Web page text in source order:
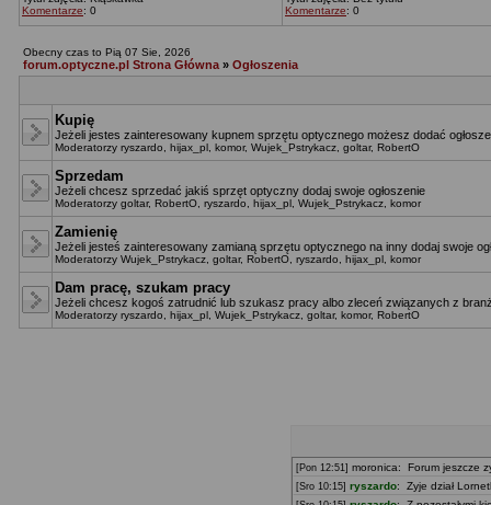
Komentarze: 0
Komentarze: 0
Obecny czas to Pią 07 Sie, 2026
forum.optyczne.pl Strona Główna » Ogłoszenia
Kupię
Jeżeli jestes zainteresowany kupnem sprzętu optycznego możesz dodać
Moderatorzy ryszardo hijax_pl komor, Wujek_Pstrykacz goltar, RobertO
Sprzedam
Jeżeli chcesz sprzedać jakiś sprzęt optyczny dodaj swoje ogłoszenie
Moderatorzy goltar, RobertO ryszardo hijax_pl Wujek_Pstrykacz komor
Zamienię
Jeżeli jesteś zainteresowany zamianą sprzętu optycznego na inny dodaj swoje
Moderatorzy Wujek_Pstrykacz goltar, RobertO ryszardo hijax_pl komor
Dam pracę, szukam pracy
Jeżeli chcesz kogoś zatrudnić lub szukasz pracy albo zleceń związanych z
Moderatorzy ryszardo hijax_pl Wujek_Pstrykacz goltar, komor, RobertO